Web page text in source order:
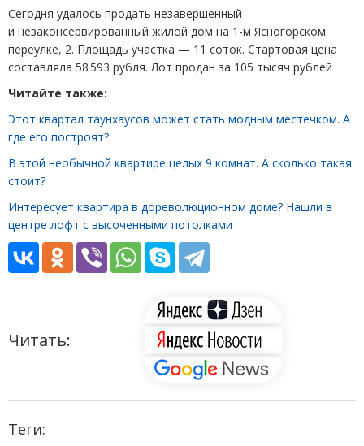
Сегодня удалось продать незавершенный
и незаконсервированный жилой дом на 1-м Ясногорском
переулке, 2. Площадь участка — 11 соток. Стартовая цена
составляла 58 593 рубля. Лот продан за 105 тысяч рублей
Читайте также:
Этот квартал таунхаусов может стать модным местечком. А
где его построят?
В этой необычной квартире целых 9 комнат. А сколько такая
стоит?
Интересует квартира в дореволюционном доме? Нашли в
центре лофт с высоченными потолками
Читать:
Теги: